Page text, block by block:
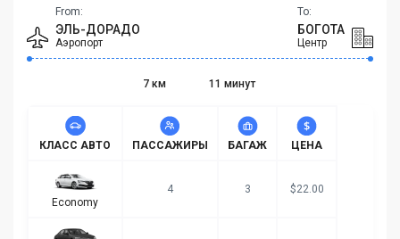
From:
ЭЛЬ-ДОРАДО
Аэропорт
To:
БОГОТА
Центр
7 км 11 минут
КЛАСС АВТО ПАССАЖИРЫ БАГАЖ ЦЕНА
Economy
4 3 $22.00